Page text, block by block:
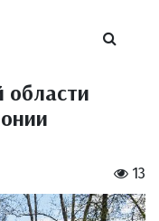
области
13